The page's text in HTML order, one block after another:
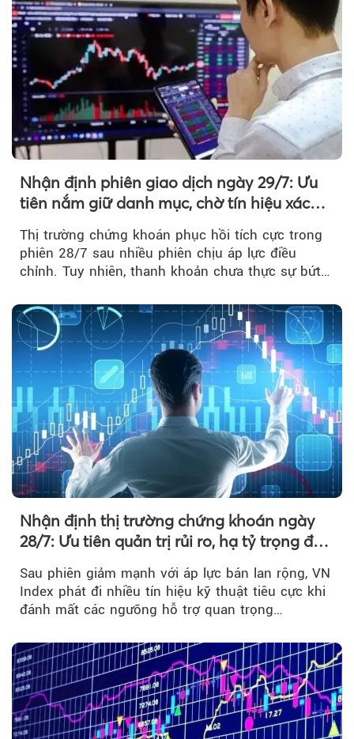
Nhận định phiên giao dịch ngày 29/7: Ưu
tiên nắm giữ danh mục, chờ tín hiệu xác
Thị trường chứng khoán phục hồi tích cực trong
phiên 28/7 sau nhiều phiên chịu áp lực điều
chỉnh. Tuy nhiên, thanh khoản chưa thực sự bứt
Nhận định thị trường chứng khoán ngày
28/7: Ưu tiên quản trị rủi ro, hạ tỷ trọng đòn
Sau phiên giảm mạnh với áp lực bán lan rộng, VN
Index phát đi nhiều tín hiệu kỹ thuật tiêu cực khi
đánh mất các ngưỡng hỗ trợ quan trọng…